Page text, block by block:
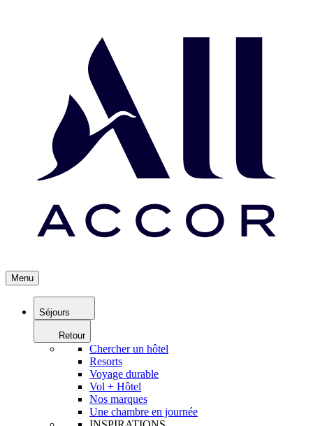
Menu
Séjours
Retour
Chercher un hôtel
Resorts
Voyage durable
Vol + Hôtel
Nos marques
Une chambre en journée